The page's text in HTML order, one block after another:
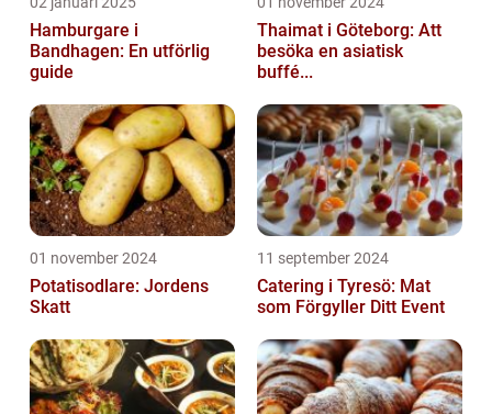
Hamburgare i
Bandhagen: En utförlig
guide
Thaimat i Göteborg: Att
besöka en asiatisk
buffé...
01 november 2024
Potatisodlare: Jordens
Skatt
11 september 2024
Catering i Tyresö: Mat
som Förgyller Ditt Event